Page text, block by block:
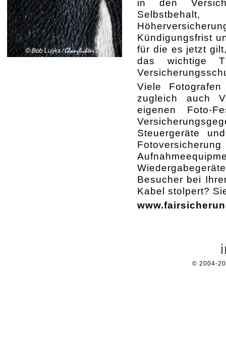
in den
Kündigungsfrist
für die es jetzt
das wichtige
Viele
zugleich auch
eigenen Foto-
Steuergeräte
Besucher bei
Kabel stolpert?
© 2004-